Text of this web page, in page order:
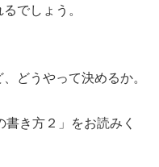
でしょう。
どうやって決めるか。
書き方２」をお読みく